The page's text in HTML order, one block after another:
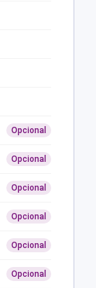
Opcional
Opcional
Opcional
Opcional
Opcional
Opcional